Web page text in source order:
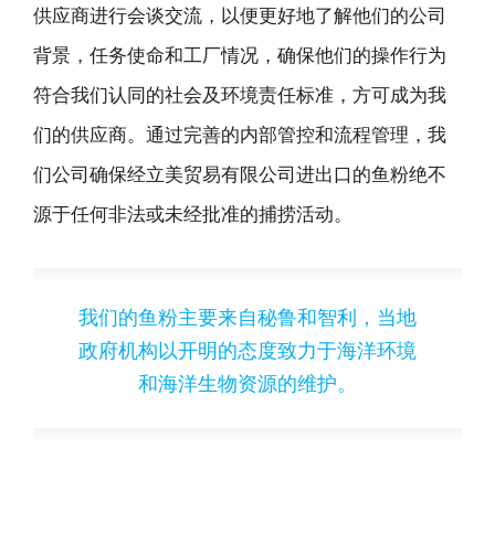
供应商进行会谈交流，以便更好地了解他们的公司
背景，任务使命和工厂情况，确保他们的操作行为
符合我们认同的社会及环境责任标准，方可成为我
们的供应商。通过完善的内部管控和流程管理，我
们公司确保经立美贸易有限公司进出口的鱼粉绝不
源于任何非法或未经批准的捕捞活动。
我们的鱼粉主要来自秘鲁和智利，当地
政府机构以开明的态度致力于海洋环境
和海洋生物资源的维护。